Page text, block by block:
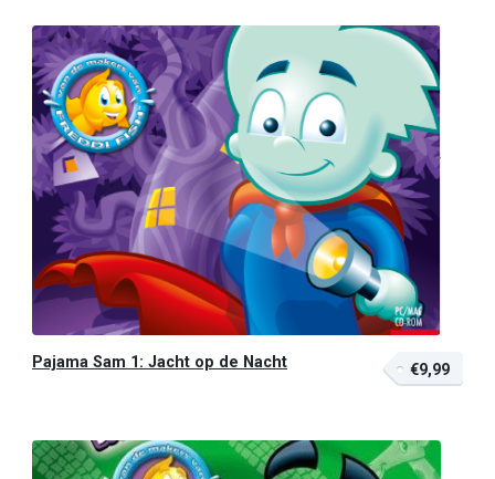
Pajama Sam 1: Jacht op de Nacht €9,99